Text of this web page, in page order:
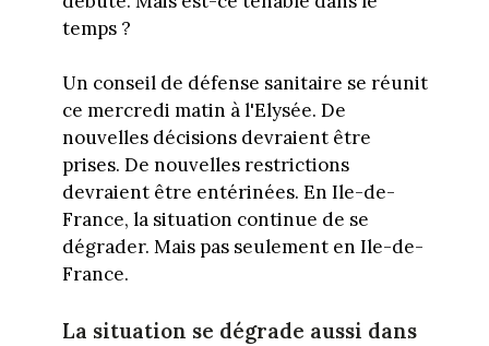
temps ?
Un conseil de défense sanitaire se réunit
ce mercredi matin à l'Elysée. De
nouvelles décisions devraient être
prises. De nouvelles restrictions
devraient être entérinées. En Ile-de-
France, la situation continue de se
dégrader. Mais pas seulement en Ile-de-
France.
La situation se dégrade aussi dans